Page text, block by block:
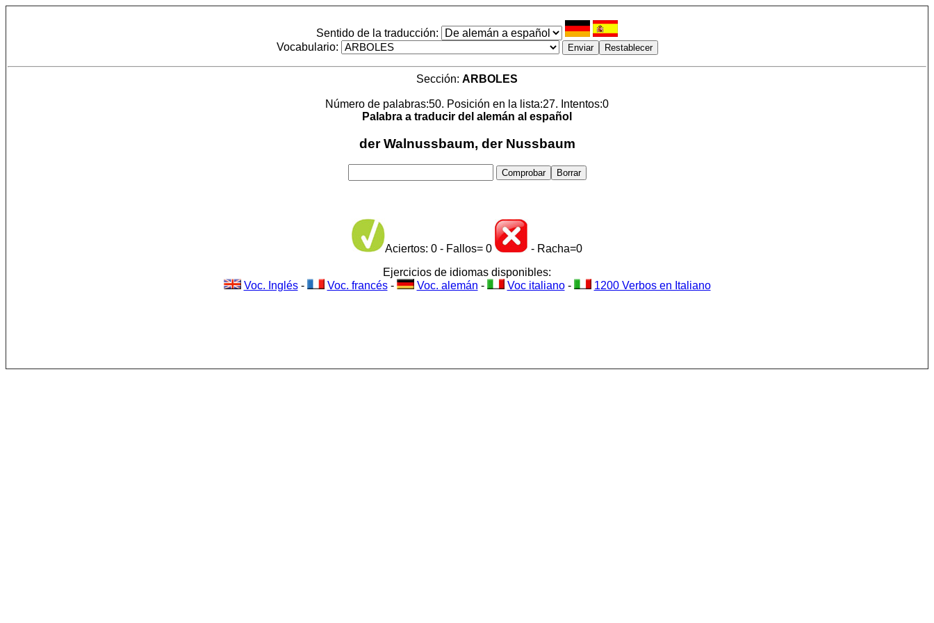
Sentido de la traducción:
Vocabulario:
Sección: ARBOLES
Número de palabras:50. Posición en la lista:27. Intentos:0
Palabra a traducir del alemán al español
der Walnussbaum, der Nussbaum
Aciertos: 0 - Fallos= 0
- Racha=0
Ejercicios de idiomas disponibles:
Voc. Inglés- Voc. francés- Voc. alemán - Voc italiano- 1200 Verbos en Italiano